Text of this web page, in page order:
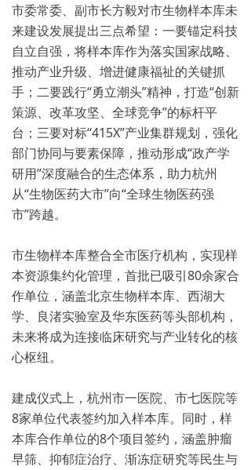
市委常委、副市长方毅对市生物样本库未
来建设发展提出三点希望：一要锚定科技
自立自强，将样本库作为落实国家战略、
推动产业升级、增进健康福祉的关键抓
手；二要践行“勇立潮头”精神，打造“创新
策源、改革攻坚、全球竞争”的标杆平
台；三要对标“415X”产业集群规划，强化
部门协同与要素保障，推动形成“政产学
研用”深度融合的生态体系，助力杭州
从“生物医药大市”向“全球生物医药强
市”跨越。
市生物样本库整合全市医疗机构，实现样
本资源集约化管理，首批已吸引80余家合
作单位，涵盖北京生物样本库、西湖大
学、良渚实验室及华东医药等头部机构，
未来将成为连接临床研究与产业转化的核
心枢纽。
建成仪式上，杭州市一医院、市七医院等
8家单位代表签约加入样本库。同时，样
本库合作单位的8个项目签约，涵盖肿瘤
早筛、抑郁症治疗、渐冻症研究等民生与